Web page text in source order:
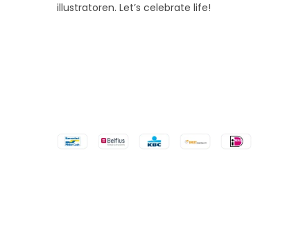
illustratoren. Let’s celebrate life!